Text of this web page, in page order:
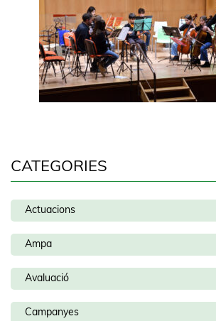
CATEGORIES
Actuacions
Ampa
Avaluació
Campanyes